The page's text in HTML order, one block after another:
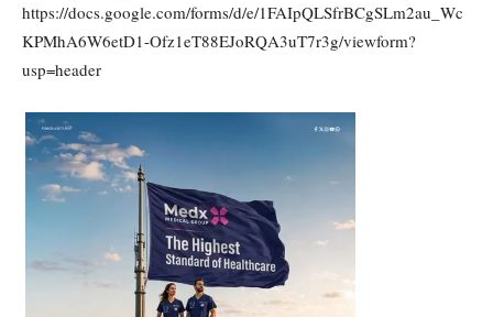
https://docs.google.com/forms/d/e/1FAIpQLSfrBCgSLm2au_Wc
KPMhA6W6etD1-Ofz1eT88EJoRQA3uT7r3g/viewform?
usp=header